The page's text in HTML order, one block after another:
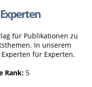
für Publikationen zu
In unserem
für Experten.
Rank: 5